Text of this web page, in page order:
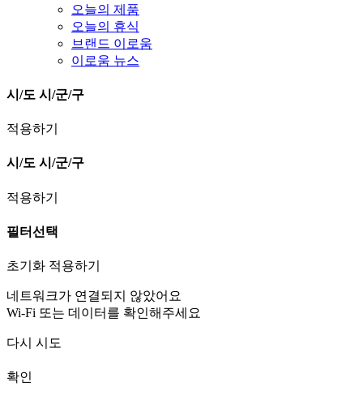
오늘의 제품
오늘의 휴식
브랜드 이로움
이로움 뉴스
시/도 시/군/구
적용하기
시/도 시/군/구
적용하기
필터선택
초기화 적용하기
네트워크가 연결되지 않았어요
Wi-Fi 또는 데이터를 확인해주세요
다시 시도
확인